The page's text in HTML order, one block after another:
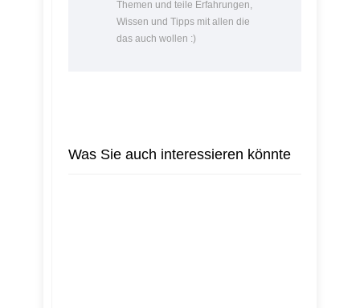
Themen und teile Erfahrungen,
Wissen und Tipps mit allen die
das auch wollen :)
Was Sie auch interessieren könnte